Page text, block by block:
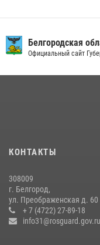
беседу по профилактике
09 июля 2026, 10:07
Белгородский
чемпионата войск
боксу
07 июля 2026, 16:59
Белгородская
Официальный сайт
КОНТАКТЫ
308009
г. Белгород,
ул. Преображенская д. 60
+ 7 (4722) 27-89-18
info31@rosguard.gov.ru